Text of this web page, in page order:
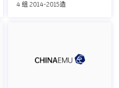
4 组 2014-2015造